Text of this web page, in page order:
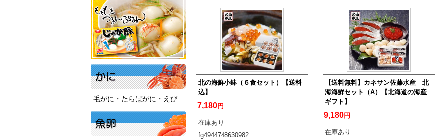
北の海鮮小鉢（６食セット）【送料
込】
7,180円
在庫あり
fg4944748630982
【送料無料】カネサン佐藤水産 北
海海鮮セット（A）【北海道の海産
ギフト】
9,180円
在庫あり
毛がに・たらばがに・えび